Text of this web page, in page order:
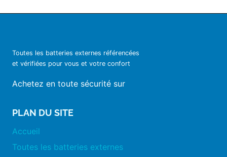
Toutes les batteries externes référencées
et vérifiées pour vous et votre confort
Achetez en toute sécurité sur
PLAN DU SITE
Accueil
Toutes les batteries externes